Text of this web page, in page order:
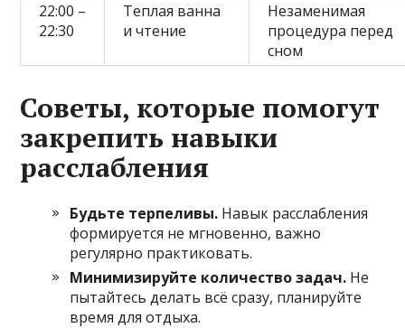
22:00 –
22:30
Теплая ванна
и чтение
Незаменимая
процедура перед
сном
Советы, которые помогут
закрепить навыки
расслабления
Будьте терпеливы. Навык расслабления
формируется не мгновенно, важно
регулярно практиковать.
Минимизируйте количество задач. Не
пытайтесь делать всё сразу, планируйте
время для отдыха.